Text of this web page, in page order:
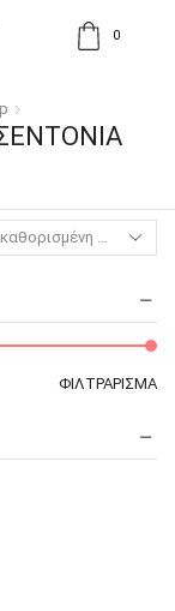
0
ΦΙΛΤΡΆΡΙΣΜΑ